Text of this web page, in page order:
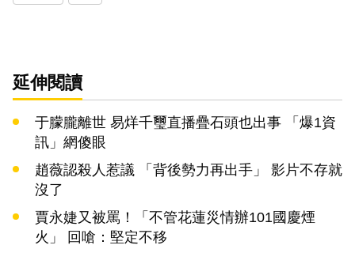
延伸閱讀
于朦朧離世 易烊千璽直播疊石頭也出事 「爆1資
訊」網傻眼
趙薇認殺人惹議 「背後勢力再出手」 影片不存就
沒了
賈永婕又被罵！「不管花蓮災情辦101國慶煙
火」 回嗆：堅定不移